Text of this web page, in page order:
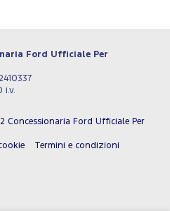
Ford Ufficiale Per
i.v.
Concessionaria Ford Ufficiale Per
Termini e condizioni